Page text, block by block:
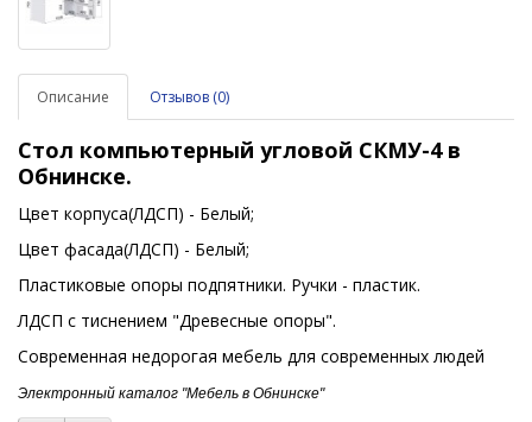
Описание Отзывов (0)
Стол компьютерный угловой СКМУ-4в
Обнинске.
Цвет корпуса(ЛДСП) - Белый;
Цвет фасада(ЛДСП) - Белый;
Пластиковые опоры подпятники. Ручки - пластик.
ЛДСП с тиснением "Древесные опоры".
Современная недорогая мебель для современных людей
Электронный каталог "Мебель в Обнинске"